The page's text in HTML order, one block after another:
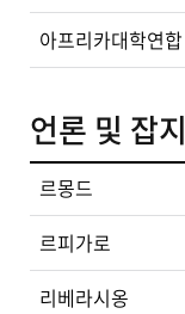
아프리카대학연합
언론 및 잡지
르몽드
르피가로
리베라시옹